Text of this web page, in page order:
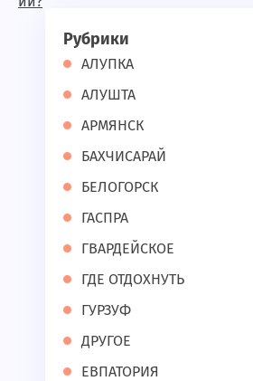
Рубрики
АЛУПКА
АЛУШТА
АРМЯНСК
БАХЧИСАРАЙ
БЕЛОГОРСК
ГАСПРА
ГВАРДЕЙСКОЕ
ГДЕ ОТДОХНУТЬ
ГУРЗУФ
ДРУГОЕ
ЕВПАТОРИЯ